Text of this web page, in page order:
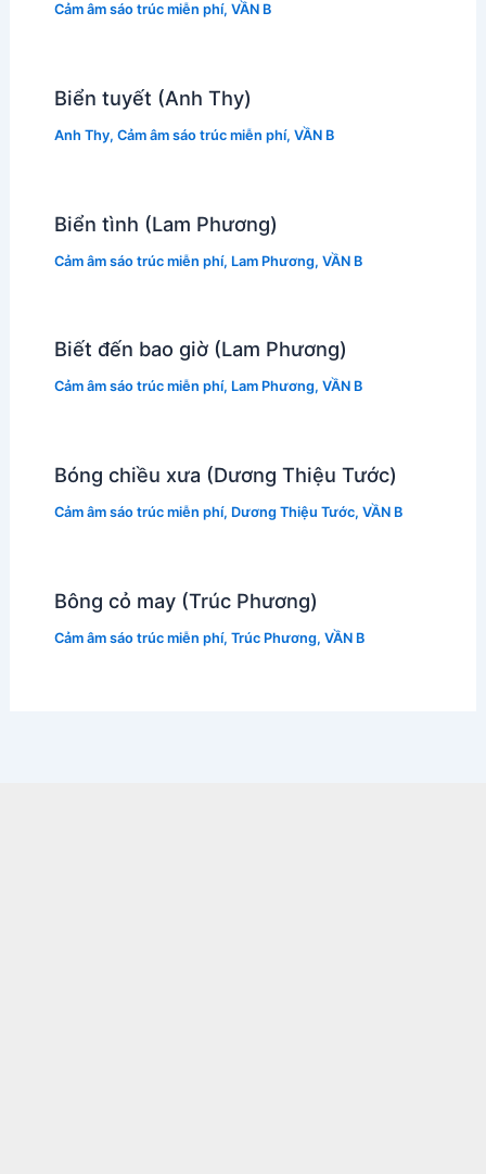
Cảm âm sáo trúc miễn phí, VẦN B
Biển tuyết (Anh Thy)
Anh Thy, Cảm âm sáo trúc miễn phí, VẦN B
Biển tình (Lam Phương)
Cảm âm sáo trúc miễn phí, Lam Phương, VẦN B
Biết đến bao giờ (Lam Phương)
Cảm âm sáo trúc miễn phí, Lam Phương, VẦN B
Bóng chiều xưa (Dương Thiệu Tước)
Cảm âm sáo trúc miễn phí, Dương Thiệu Tước, VẦN B
Bông cỏ may (Trúc Phương)
Cảm âm sáo trúc miễn phí, Trúc Phương, VẦN B